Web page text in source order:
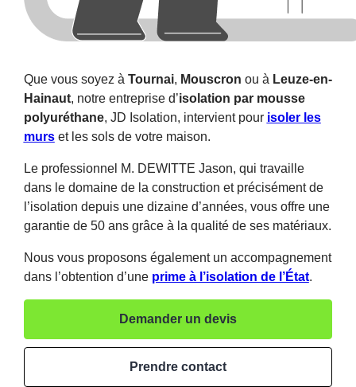
Que vous soyez à Tournai, Mouscron ou à Leuze-en-
Hainaut, notre entreprise d’isolation par mousse
polyuréthane, JD Isolation, intervient pour isoler les
murset les sols de votre maison.
Le professionnel M. DEWITTE Jason, qui travaille
dans le domaine de la construction et précisément de
l’isolation depuis une dizaine d’années, vous offre une
garantie de 50 ans grâce à la qualité de ses matériaux.
Nous vous proposons également un accompagnement
dans l’obtention d’une prime à l’isolation de l’État.
Demander un devis
Prendre contact